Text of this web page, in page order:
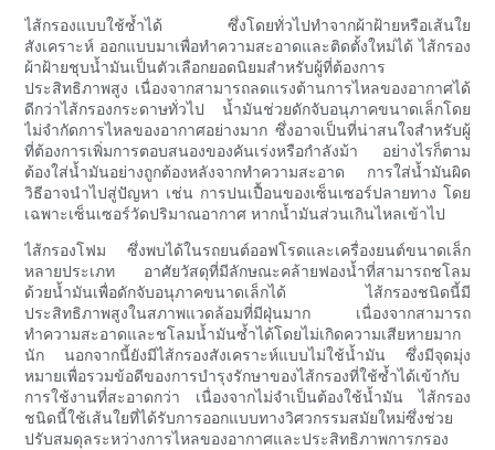
ไส้กรองแบบใช้ซ้ำได้ ซึ่งโดยทั่วไปทำจากผ้าฝ้ายหรือเส้นใย
สังเคราะห์ ออกแบบมาเพื่อทำความสะอาดและติดตั้งใหม่ได้ ไส้กรอง
ผ้าฝ้ายชุบน้ำมันเป็นตัวเลือกยอดนิยมสำหรับผู้ที่ต้องการ
ประสิทธิภาพสูง เนื่องจากสามารถลดแรงต้านการไหลของอากาศได้
ดีกว่าไส้กรองกระดาษทั่วไป น้ำมันช่วยดักจับอนุภาคขนาดเล็กโดย
ไม่จำกัดการไหลของอากาศอย่างมาก ซึ่งอาจเป็นที่น่าสนใจสำหรับผู้
ที่ต้องการเพิ่มการตอบสนองของคันเร่งหรือกำลังม้า อย่างไรก็ตาม
ต้องใส่น้ำมันอย่างถูกต้องหลังจากทำความสะอาด การใส่น้ำมันผิด
วิธีอาจนำไปสู่ปัญหา เช่น การปนเปื้อนของเซ็นเซอร์ปลายทาง โดย
เฉพาะเซ็นเซอร์วัดปริมาณอากาศ หากน้ำมันส่วนเกินไหลเข้าไป
ไส้กรองโฟม ซึ่งพบได้ในรถยนต์ออฟโรดและเครื่องยนต์ขนาดเล็ก
หลายประเภท อาศัยวัสดุที่มีลักษณะคล้ายฟองน้ำที่สามารถชโลม
ด้วยน้ำมันเพื่อดักจับอนุภาคขนาดเล็กได้ ไส้กรองชนิดนี้มี
ประสิทธิภาพสูงในสภาพแวดล้อมที่มีฝุ่นมาก เนื่องจากสามารถ
ทำความสะอาดและชโลมน้ำมันซ้ำได้โดยไม่เกิดความเสียหายมาก
นัก นอกจากนี้ยังมีไส้กรองสังเคราะห์แบบไม่ใช้น้ำมัน ซึ่งมีจุดมุ่ง
หมายเพื่อรวมข้อดีของการบำรุงรักษาของไส้กรองที่ใช้ซ้ำได้เข้ากับ
การใช้งานที่สะอาดกว่า เนื่องจากไม่จำเป็นต้องใช้น้ำมัน ไส้กรอง
ชนิดนี้ใช้เส้นใยที่ได้รับการออกแบบทางวิศวกรรมสมัยใหม่ซึ่งช่วย
ปรับสมดุลระหว่างการไหลของอากาศและประสิทธิภาพการกรอง